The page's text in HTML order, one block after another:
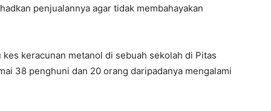
penjualannya agar tidak membahayakan
keracunan metanol di sebuah sekolah di Pitas
38 penghuni dan 20 orang daripadanya mengalami